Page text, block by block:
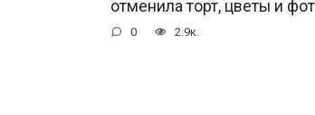
отменила торт, цветы и
0 2.9к.